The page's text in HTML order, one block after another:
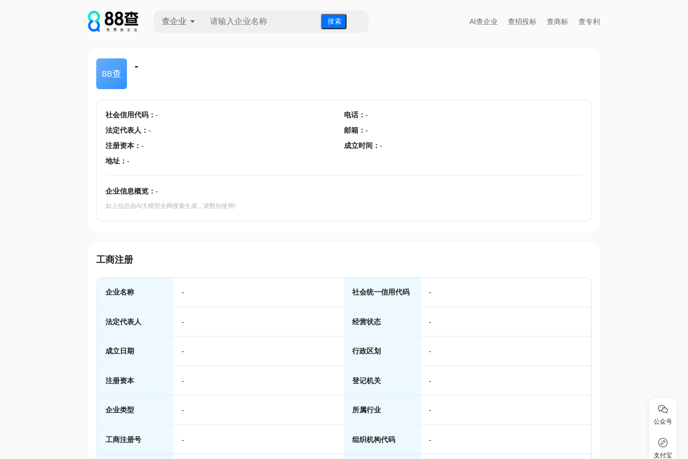
查企业 搜 索 AI查企业 查招投标 查商标 查专利
88查
-
社会信用代码： - 电话： -
法定代表人 ： - 邮箱 ： -
注册资本： - 成立时间 ： -
地址： -
企业信息概览： -
如上信息由AI大模型全网搜索生成，请甄别使用!
工商注册
企业名称 - 社会统一信用代码 -
法定代表人 - 经营状态 -
成立日期 - 行政区划 -
注册资本 - 登记机关 -
企业类型 - 所属行业 -
工商注册号 - 组织机构代码 -
公众号
支付宝